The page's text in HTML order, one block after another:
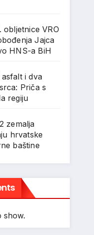
obljetnice VRO
Jajca
HNS-a BiH
i dva
Priča s
regiju
zemalja
hrvatske
baštine
show.